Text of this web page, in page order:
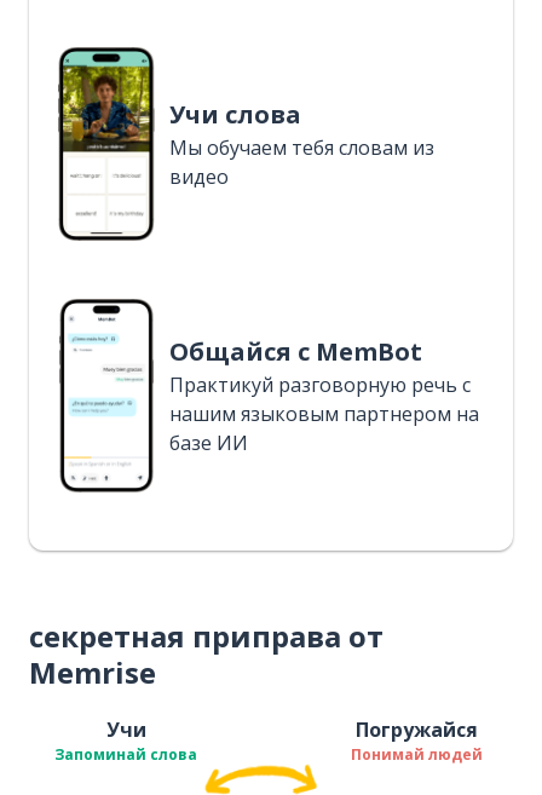
Учи слова
Мы обучаем тебя словам из
видео
Общайся с MemBot
Практикуй разговорную речь с
нашим языковым партнером на
базе ИИ
секретная приправа от
Memrise
Учи
Запоминай слова
Погружайся
Понимай людей